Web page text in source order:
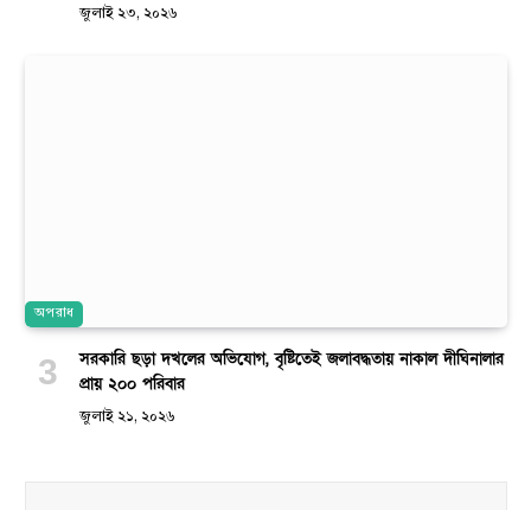
জুলাই ২৩, ২০২৬
অপরাধ
সরকারি ছড়া দখলের অভিযোগ, বৃষ্টিতেই জলাবদ্ধতায় নাকাল দীঘিনালার
প্রায় ২০০ পরিবার
জুলাই ২১, ২০২৬